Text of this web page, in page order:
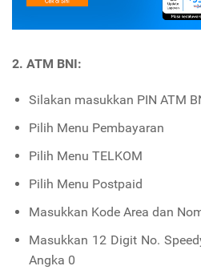
2. ATM BNI:
Silakan masukkan PIN ATM
Pilih Menu Pembayaran
Pilih Menu TELKOM
Pilih Menu Postpaid
Masukkan Kode Area dan
Masukkan 12 Digit No.
Angka 0